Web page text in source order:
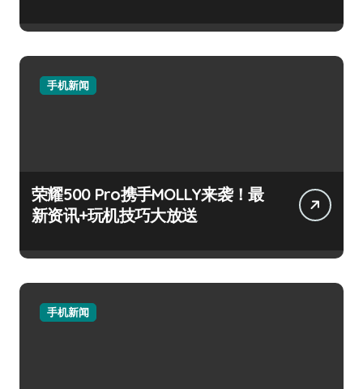
手机新闻
荣耀500 Pro携手MOLLY来袭！最
新资讯+玩机技巧大放送
手机新闻